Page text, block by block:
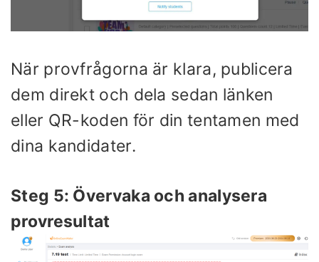
När provfrågorna är klara, publicera
dem direkt och dela sedan länken
eller QR-koden för din tentamen med
dina kandidater.
Steg 5: Övervaka och analysera
provresultat